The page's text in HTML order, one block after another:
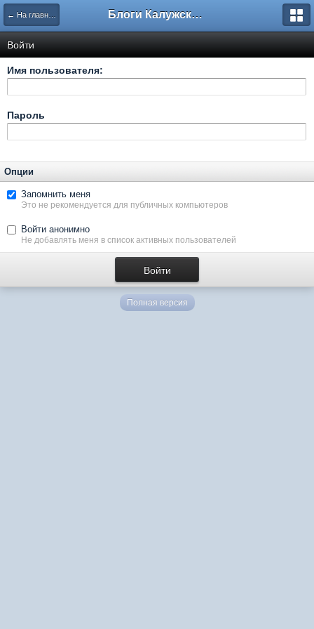
← На главную Блоги Калужского перекрестка
Войти
Имя пользователя:
Пароль
Опции
Запомнить меня
Это не рекомендуется для публичных компьютеров
Войти анонимно
Не добавлять меня в список активных пользователей
Полная версия